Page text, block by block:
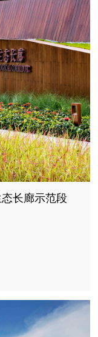
长廊示范段